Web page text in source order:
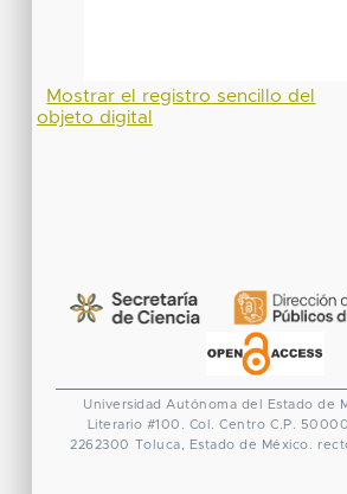
Mostrar el registro sencillo del
objeto digital
Universidad Autónoma del Estado de
Literario #100. Col. Centro C.P.
2262300
Toluca, Estado de México.